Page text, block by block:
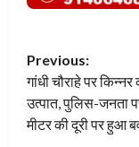
P
o
s
Previous:
गांधी चौराहे पर
उत्पात, पुलिस-जनता
मीटर की दूरी पर हुआ